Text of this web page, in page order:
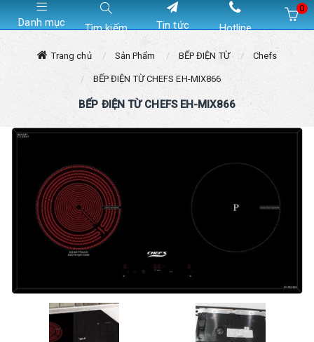
Danh mục Tìm kiếm Tin tức Hotline
0
Trang chủ Sản Phẩm BẾP ĐIỆN TỪ Chefs
BẾP ĐIỆN TỪ CHEFS EH-MIX866
BẾP ĐIỆN TỪ CHEFS EH-MIX866